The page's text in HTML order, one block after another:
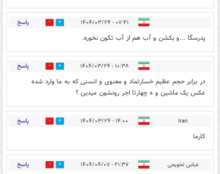
۰۷:۴۱ - ۱۴۰۴/۰۳/۲۴ 10 پاسخ
پدرسگا ...و بکشن و آب هم از آب تکون نخوره.
۱۰:۳۸ - ۱۴۰۴/۰۳/۲۴ 0 پاسخ
در برابر حجم عظیم خسارتماد و معنوی و انسنی که به ما وارد شده
عکس یک ماشین و ه چهارتا اجر رونشون میدین ؟
Iran ۱۴:۰۰ - ۱۴۰۴/۰۳/۲۴ 0 پاسخ
کارما
عباس تخویجی ۲۱:۳۷ - ۱۴۰۴/۰۴/۰۷ 0 پاسخ